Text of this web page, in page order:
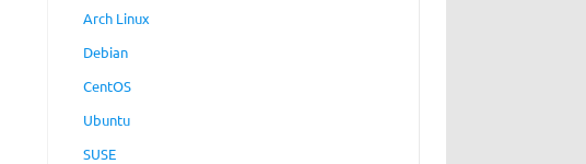
Arch Linux
Debian
CentOS
Ubuntu
SUSE